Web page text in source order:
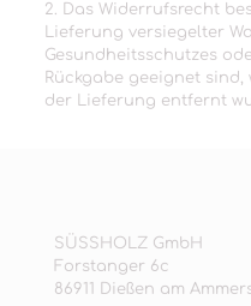
2. Das Widerrufsrecht
Lieferung versiegelter
Gesundheitsschutzes
Rückgabe geeignet
der Lieferung entfernt
SÜSSHOLZ GmbH
Forstanger 6c
86911 Dießen am